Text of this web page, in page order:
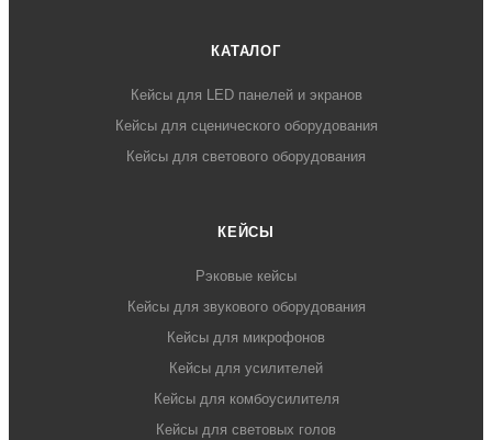
КАТАЛОГ
Кейсы для LED панелей и экранов
Кейсы для сценического оборудования
Кейсы для светового оборудования
КЕЙСЫ
Рэковые кейсы
Кейсы для звукового оборудования
Кейсы для микрофонов
Кейсы для усилителей
Кейсы для комбоусилителя
Кейсы для световых голов